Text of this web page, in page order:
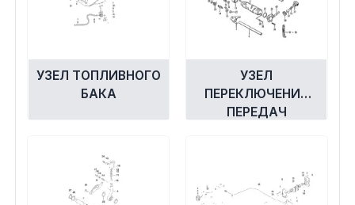
УЗЕЛ ТОПЛИВНОГО
БАКА
УЗЕЛ
ПЕРЕКЛЮЧЕНИЯ
ПЕРЕДАЧ